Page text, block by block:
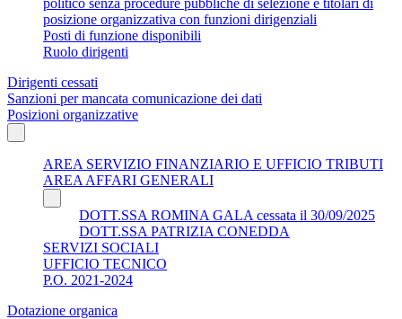
posizione organizzativa con funzioni dirigenziali
Posti di funzione disponibili
Ruolo dirigenti
Dirigenti cessati
Sanzioni per mancata comunicazione dei dati
Posizioni organizzative
AREA SERVIZIO FINANZIARIO E UFFICIO TRIBUTI
AREA AFFARI GENERALI
DOTT.SSA ROMINA GALA cessata il 30/09/2025
DOTT.SSA PATRIZIA CONEDDA
SERVIZI SOCIALI
UFFICIO TECNICO
P.O. 2021-2024
Dotazione organica